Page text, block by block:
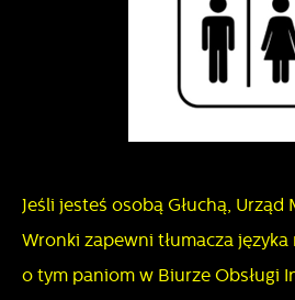
Jeśli jesteś osobą Głuchą, Urząd
Wronki zapewni tłumacza
o tym paniom w Biurze Obsługi